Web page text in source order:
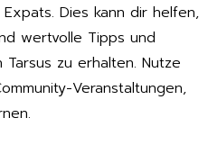
Dies kann dir helfen,
wertvolle Tipps und
zu erhalten. Nutze
Veranstaltungen,